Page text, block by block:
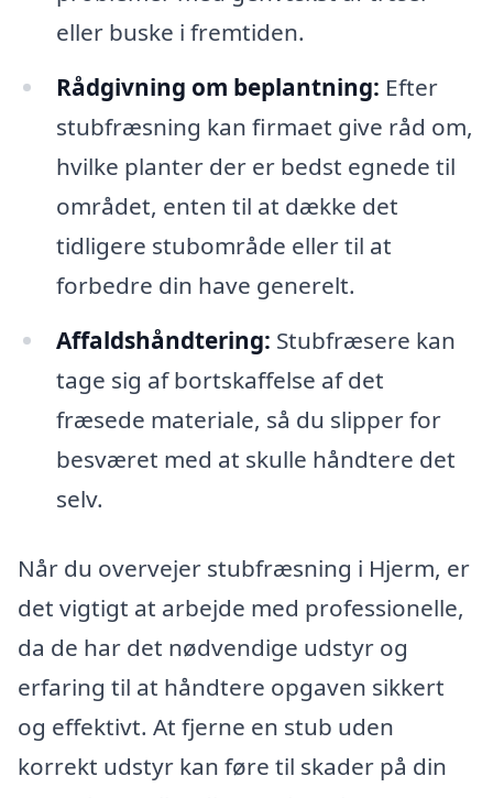
eller buske i fremtiden.
Rådgivning om beplantning: Efter
stubfræsning kan firmaet give råd om,
hvilke planter der er bedst egnede til
området, enten til at dække det
tidligere stubområde eller til at
forbedre din have generelt.
Affaldshåndtering: Stubfræsere kan
tage sig af bortskaffelse af det
fræsede materiale, så du slipper for
besværet med at skulle håndtere det
selv.
Når du overvejer stubfræsning i Hjerm, er
det vigtigt at arbejde med professionelle,
da de har det nødvendige udstyr og
erfaring til at håndtere opgaven sikkert
og effektivt. At fjerne en stub uden
korrekt udstyr kan føre til skader på din